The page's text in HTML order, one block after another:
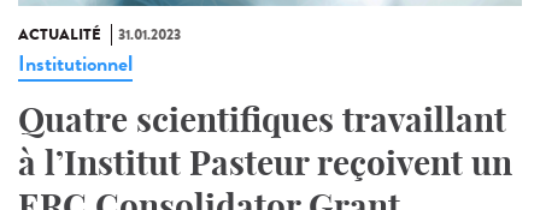
ACTUALITÉ 31.01.2023
Institutionnel
Quatre scientifiques travaillant
à l’Institut Pasteur reçoivent un